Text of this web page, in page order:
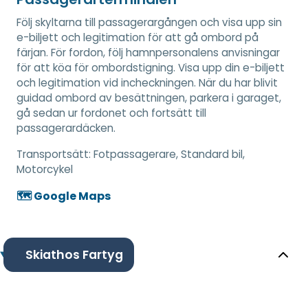
Följ skyltarna till passagerargången och visa upp sin
e-biljett och legitimation för att gå ombord på
färjan. För fordon, följ hamnpersonalens anvisningar
för att köa för ombordstigning. Visa upp din e-biljett
och legitimation vid incheckningen. När du har blivit
guidad ombord av besättningen, parkera i garaget,
gå sedan ur fordonet och fortsätt till
passagerardäcken.
Transportsätt: Fotpassagerare, Standard bil,
Motorcykel
🗺️ Google Maps
Skiathos Fartyg